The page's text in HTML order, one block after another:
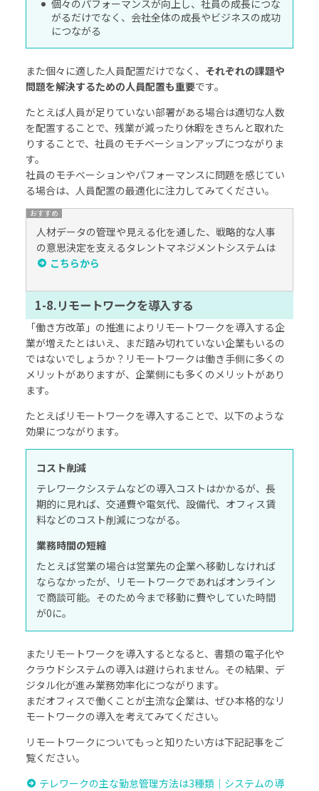
個々のパフォーマンスが向上し、社員の成長につな
がるだけでなく、会社全体の成長やビジネスの成功
につながる
また個々に適した人員配置だけでなく、 それぞれの課題や
問題を解決するための人員配置も重要です。
たとえば人員が足りていない部署がある場合は適切な人数
を配置することで、残業が減ったり休暇をきちんと取れた
りすることで、社員のモチベーションアップにつながりま
す。
社員のモチベーションやパフォーマンスに問題を感じてい
る場合は、人員配置の最適化に注力してみてください。
人材データの管理や見える化を通した、戦略的な人事
の意思決定を支えるタレントマネジメントシステムは
こちらから
1-8.リモートワークを導入する
「働き方改革」の推進によりリモートワークを導入する企
業が増えたとはいえ、まだ踏み切れていない企業もいるの
ではないでしょうか？リモートワークは働き手側に多くの
メリットがありますが、企業側にも多くのメリットがあり
ます。
たとえばリモートワークを導入することで、以下のような
効果につながります。
コスト削減
テレワークシステムなどの導入コストはかかるが、長
期的に見れば、交通費や電気代、設備代、オフィス賃
料などのコスト削減につながる。
業務時間の短縮
たとえば営業の場合は営業先の企業へ移動しなければ
ならなかったが、リモートワークであればオンライン
で商談可能。そのため今まで移動に費やしていた時間
が0に。
またリモートワークを導入するとなると、書類の電子化や
クラウドシステムの導入は避けられません。その結果、デ
ジタル化が進み業務効率化につながります。
まだオフィスで働くことが主流な企業は、ぜひ本格的なリ
モートワークの導入を考えてみてください。
リモートワークについてもっと知りたい方は下記記事をご
覧ください。
テレワークの主な勤怠管理方法は3種類｜システムの導